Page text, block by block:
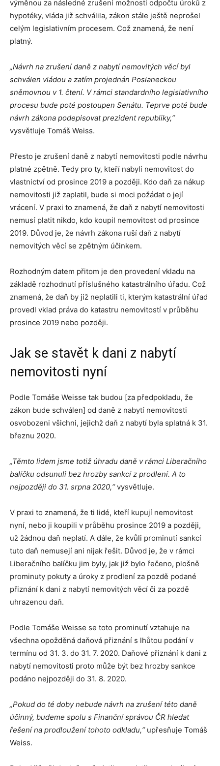
výměnou za následné zrušení možnosti odpočtu úroků z
hypotéky, vláda již schválila, zákon stále ještě neprošel
celým legislativním procesem. Což znamená, že není
platný.
„Návrh na zrušení daně z nabytí nemovitých věcí byl
schválen vládou a zatím projednán Poslaneckou
sněmovnou v 1. čtení. V rámci standardního legislativního
procesu bude poté postoupen Senátu. Teprve poté bude
návrh zákona podepisovat prezident republiky,“
vysvětluje Tomáš Weiss.
Přesto je zrušení daně z nabytí nemovitosti podle návrhu
platné zpětně. Tedy pro ty, kteří nabyli nemovitost do
vlastnictví od prosince 2019 a později. Kdo daň za nákup
nemovitosti již zaplatil, bude si moci požádat o její
vrácení. V praxi to znamená, že daň z nabytí nemovitosti
nemusí platit nikdo, kdo koupil nemovitost od prosince
2019. Důvod je, že návrh zákona ruší daň z nabytí
nemovitých věcí se zpětným účinkem.
Rozhodným datem přitom je den provedení vkladu na
základě rozhodnutí příslušného katastrálního úřadu. Což
znamená, že daň by již neplatili ti, kterým katastrální úřad
provedl vklad práva do katastru nemovitostí v průběhu
prosince 2019 nebo později.
Jak se stavět k dani z nabytí
nemovitosti nyní
Podle Tomáše Weisse tak budou [za předpokladu, že
zákon bude schválen] od daně z nabytí nemovitosti
osvobozeni všichni, jejichž daň z nabytí byla splatná k 31.
březnu 2020.
„Těmto lidem jsme totiž úhradu daně v rámci Liberačního
balíčku odsunuli bez hrozby sankcí z prodlení. A to
nejpozději do 31. srpna 2020,“vysvětluje.
V praxi to znamená, že ti lidé, kteří kupují nemovitost
nyní, nebo ji koupili v průběhu prosince 2019 a později,
už žádnou daň neplatí. A dále, že kvůli prominutí sankcí
tuto daň nemusejí ani nijak řešit. Důvod je, že v rámci
Liberačního balíčku jim byly, jak již bylo řečeno, plošně
prominuty pokuty a úroky z prodlení za pozdě podané
přiznání k dani z nabytí nemovitých věcí či za pozdě
uhrazenou daň.
Podle Tomáše Weisse se toto prominutí vztahuje na
všechna opožděná daňová přiznání s lhůtou podání v
termínu od 31. 3. do 31. 7. 2020. Daňové přiznání k dani z
nabytí nemovitosti proto může být bez hrozby sankce
podáno nejpozději do 31. 8. 2020.
„Pokud do té doby nebude návrh na zrušení této daně
účinný, budeme spolu s Finanční správou ČR hledat
řešení na prodloužení tohoto odkladu,“upřesňuje Tomáš
Weiss.